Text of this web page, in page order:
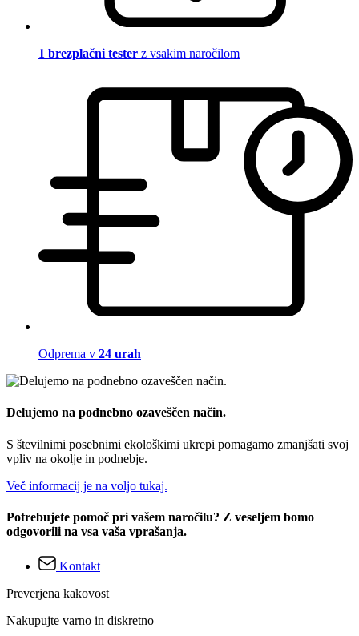
1 brezplačni tester z vsakim naročilom
Odprema v 24 urah
Delujemo na podnebno ozaveščen način.
S številnimi posebnimi ekološkimi ukrepi pomagamo zmanjšati svoj
vpliv na okolje in podnebje.
Več informacij je na voljo tukaj.
Potrebujete pomoč pri vašem naročilu? Z veseljem bomo
odgovorili na vsa vaša vprašanja.
Kontakt
Preverjena kakovost
Nakupujte varno in diskretno